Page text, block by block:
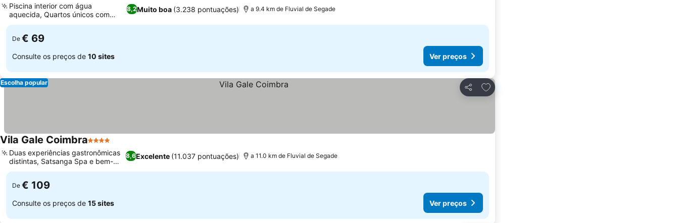
8,2Muito boa (3.238 pontuações)
Piscina interior com água
aquecida, Quartos únicos com
tema medieval
a 9.4 km de Fluvial de Segade
De € 69
Consulte os preços de 10 sites Ver preços
Partilhar
Adicionar aos favoritos
Escolha popular
Vila Gale Coimbra4 Estrelas
8,6Excelente (11.037 pontuações)
Duas experiências gastronômicas
distintas, Satsanga Spa e bem-
estar
a 11.0 km de Fluvial de Segade
De € 109
Consulte os preços de 15 sites Ver preços